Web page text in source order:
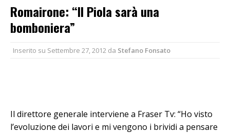
Romairone: “Il Piola sarà una
bomboniera”
Inserito su Settembre 27, 2012 da Stefano Fonsato
Il direttore generale interviene a Fraser Tv: “Ho visto
l’evoluzione dei lavori e mi vengono i brividi a pensare